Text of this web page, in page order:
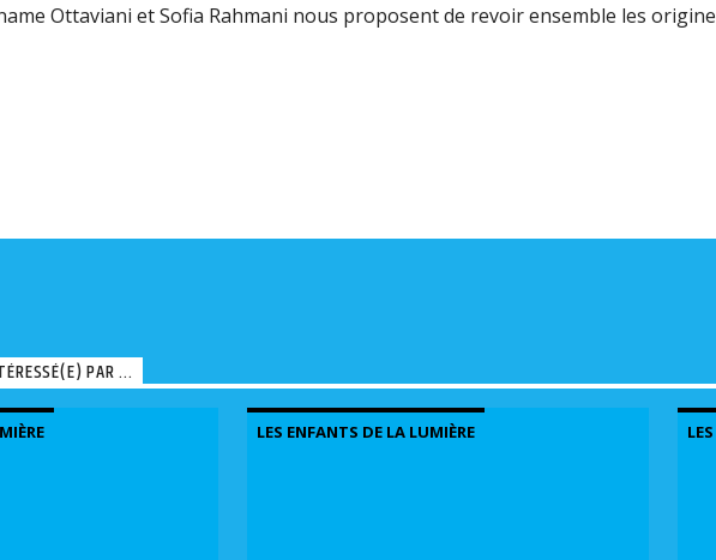
Ottaviani et Sofia Rahmani nous proposent de revoir ensemble les
PAR ...
LES ENFANTS DE LA LUMIÈRE